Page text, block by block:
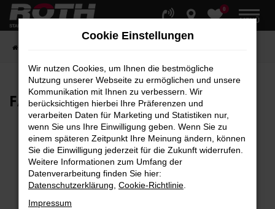
Zum
Hauptinhalt
0
MENÜ
FAHRZEUG-SHOWROOM
Fehler: Network Error
Beim Laden ist ein Fehler aufgetreten.
Hier sind ein paar Tipps, die dir helfen können:
Cookie Einstellungen
Wir nutzen Cookies, um Ihnen die bestmögliche
Nutzung unserer Webseite zu ermöglichen und unsere
Kommunikation mit Ihnen zu verbessern. Wir
berücksichtigen hierbei Ihre Präferenzen und
verarbeiten Daten für Marketing und Statistiken nur,
wenn Sie uns Ihre Einwilligung geben. Wenn Sie zu
einem späteren Zeitpunkt Ihre Meinung ändern, können
Sie die Einwilligung jederzeit für die Zukunft widerrufen.
Weitere Informationen zum Umfang der
Datenverarbeitung finden Sie hier:
Datenschutzerklärung Cookie-Richtlinie
Impressum